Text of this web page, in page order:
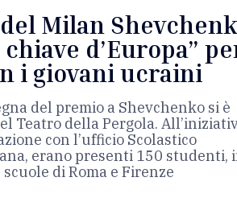
Milan
d’Europa”
i giovani ucraini
del premio a Shevchenko si è
Teatro della Pergola.
con l’ufficio Scolastico
erano presenti 150 studenti,
di Roma e Firenze